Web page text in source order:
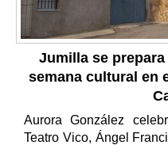
Jumilla se
semana cultural en
Aurora González
Teatro Vico, Ángel